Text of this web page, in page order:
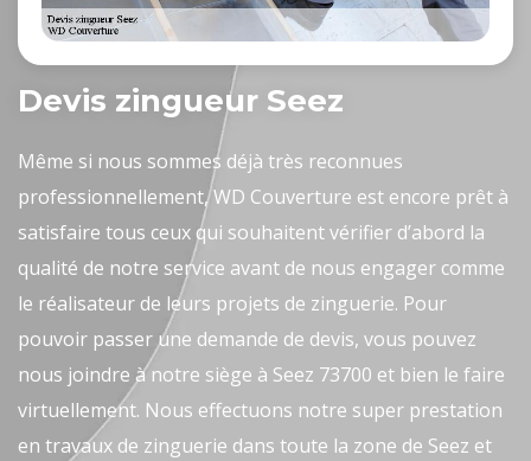
Devis zingueur Seez
Même si nous sommes déjà très reconnues
professionnellement, WD Couverture est encore prêt à
satisfaire tous ceux qui souhaitent vérifier d’abord la
qualité de notre service avant de nous engager comme
le réalisateur de leurs projets de zinguerie. Pour
pouvoir passer une demande de devis, vous pouvez
nous joindre à notre siège à Seez 73700 et bien le faire
virtuellement. Nous effectuons notre super prestation
en travaux de zinguerie dans toute la zone de Seez et